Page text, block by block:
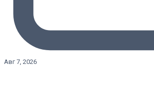
Авг 7, 2026